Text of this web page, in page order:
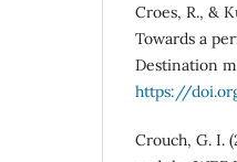
Croes, R., &
Towards a
Destination
https://
Crouch, G. I.